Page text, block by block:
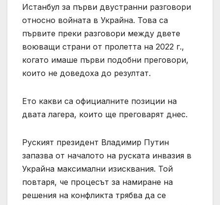
Истанбул за първи двустранни разговори
относно войната в Украйна. Това са
първите преки разговори между двете
воюващи страни от пролетта на 2022 г.,
когато имаше първи подобни преговори,
които не доведоха до резултат.
Ето какви са официалните позиции на
двата лагера, които ще преговарят днес.
Руският президент Владимир Путин
запазва от началото на руската инвазия в
Украйна максимални изисквания. Той
повтаря, че процесът за намиране на
решения на конфликта трябва да се